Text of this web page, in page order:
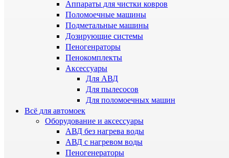
Аппараты для чистки ковров
Поломоечные машины
Подметальные машины
Дозирующие системы
Пеногенраторы
Пенокомплекты
Аксессуары
Для АВД
Для пылесосов
Для поломоечных машин
Всё для автомоек
Оборудование и аксессуары
АВД без нагрева воды
АВД с нагревом воды
Пеногенераторы